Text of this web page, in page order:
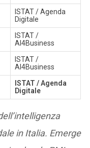
ISTAT / Agenda
Digitale
ISTAT /
AI4Business
ISTAT /
AI4Business
ISTAT / Agenda
Digitale
in Italia. Emerge